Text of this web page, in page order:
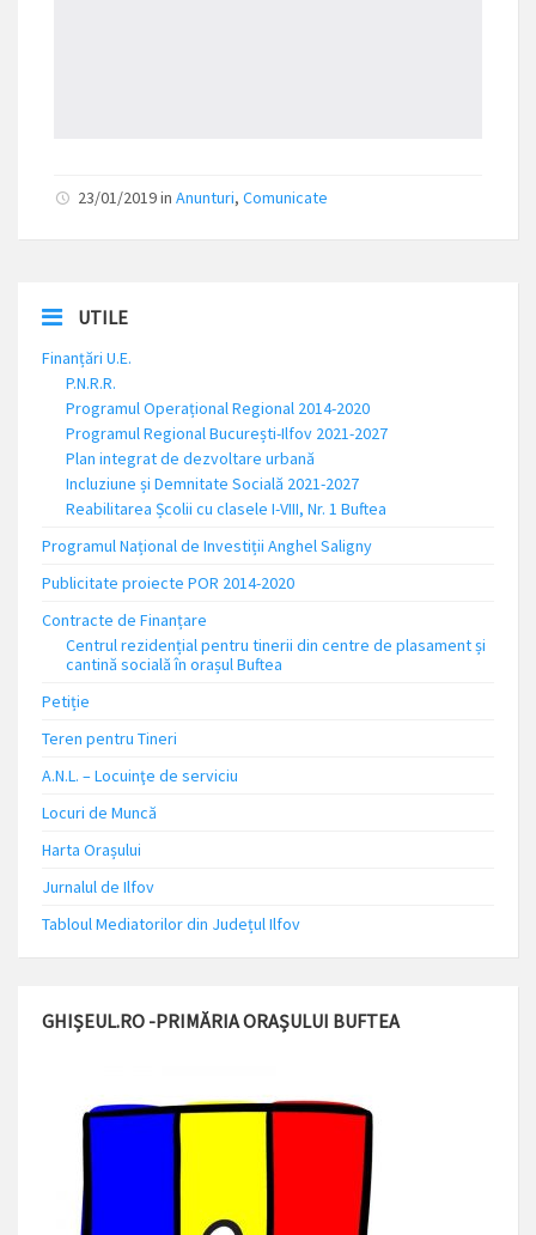
23/01/2019in Anunturi, Comunicate
UTILE
Finanțări U.E.
P.N.R.R.
Programul Operațional Regional 2014-2020
Programul Regional București-Ilfov 2021-2027
Plan integrat de dezvoltare urbană
Incluziune și Demnitate Socială 2021-2027
Reabilitarea Școlii cu clasele I-VIII, Nr. 1 Buftea
Programul Național de Investiții Anghel Saligny
Publicitate proiecte POR 2014-2020
Contracte de Finanțare
Centrul rezidențial pentru tinerii din centre de plasament și
cantină socială în orașul Buftea
Petiție
Teren pentru Tineri
A.N.L. – Locuinţe de serviciu
Locuri de Muncă
Harta Orașului
Jurnalul de Ilfov
Tabloul Mediatorilor din Județul Ilfov
GHIȘEUL.RO -PRIMĂRIA ORAȘULUI BUFTEA